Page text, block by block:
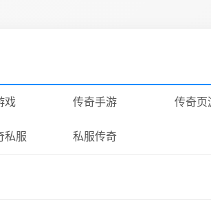
戏 传奇手游 传奇页
私服 私服传奇